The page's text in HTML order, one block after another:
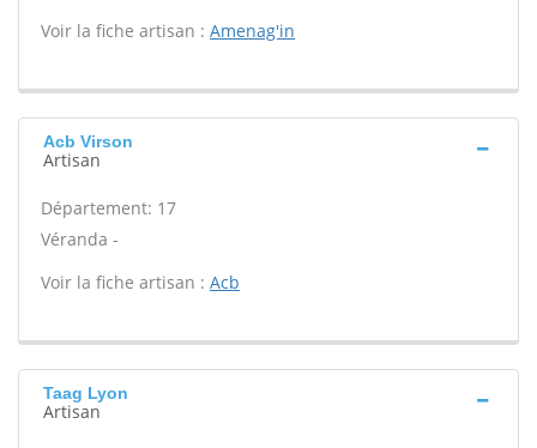
Voir la fiche artisan : Amenag'in
Acb Virson
Artisan
Département: 17
Véranda -
Voir la fiche artisan : Acb
Taag Lyon
Artisan